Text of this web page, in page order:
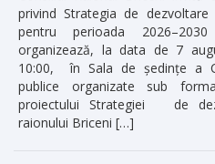
privind Strategia de
pentru perioada
organizează, la data de 7
10:00, în Sala de ședințe a
publice organizate sub
proiectului Strategiei de
raionului Briceni […]